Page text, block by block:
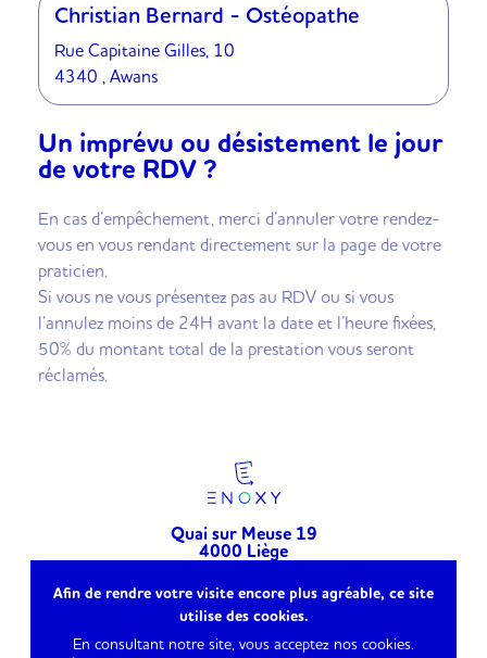
Christian Bernard - Ostéopathe
Rue Capitaine Gilles, 10
4340 , Awans
Un imprévu ou désistement le jour
de votre RDV ?
En cas d’empêchement, merci d’annuler votre rendez-
vous en vous rendant directement sur la page de votre
praticien.
Si vous ne vous présentez pas au RDV ou si vous
l’annulez moins de 24H avant la date et l’heure fixées,
50% du montant total de la prestation vous seront
réclamés.
Quai sur Meuse 19
4000 Liège
info@enoxy.be
TVA : BE0804465738
Afin de rendre votre visite encore plus agréable, ce site
utilise des cookies.
En consultant notre site, vous acceptez nos cookies.